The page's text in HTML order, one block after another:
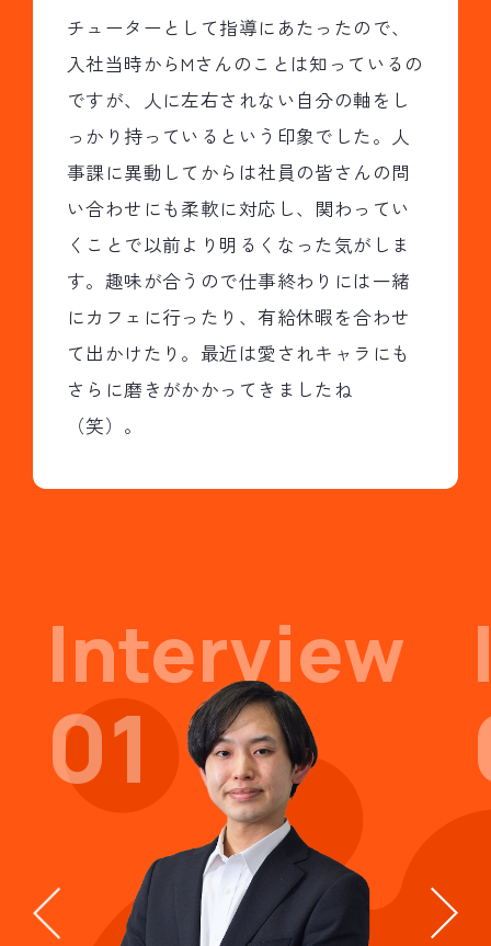
チューターとして指導にあたったので、
入社当時からMさんのことは知っているの
ですが、人に左右されない自分の軸をし
っかり持っているという印象でした。人
事課に異動してからは社員の皆さんの問
い合わせにも柔軟に対応し、関わってい
くことで以前より明るくなった気がしま
す。趣味が合うので仕事終わりには一緒
にカフェに行ったり、有給休暇を合わせ
て出かけたり。最近は愛されキャラにも
さらに磨きがかかってきましたね
（笑）。
Interview
01